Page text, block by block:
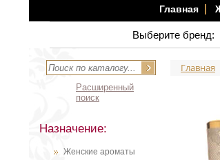
Главная
Выберите бренд:
Расширенный
поиск
Назначение:
Женские ароматы
Главная